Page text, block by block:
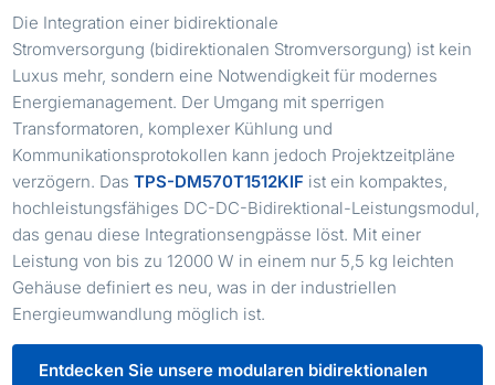
Die Integration einer bidirektionale
Stromversorgung (bidirektionalen Stromversorgung) ist kein
Luxus mehr, sondern eine Notwendigkeit für modernes
Energiemanagement. Der Umgang mit sperrigen
Transformatoren, komplexer Kühlung und
Kommunikationsprotokollen kann jedoch Projektzeitpläne
verzögern. DasTPS-DM570T1512KIF ist ein kompaktes,
hochleistungsfähiges DC-DC-Bidirektional-Leistungsmodul,
das genau diese Integrationsengpässe löst. Mit einer
Leistung von bis zu 12000 W in einem nur 5,5 kg leichten
Gehäuse definiert es neu, was in der industriellen
Energieumwandlung möglich ist.
Entdecken Sie unsere modularen bidirektionalen